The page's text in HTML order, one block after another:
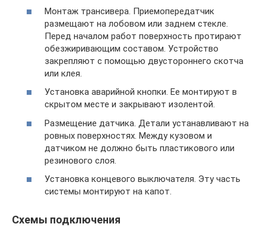
Монтаж трансивера. Приемопередатчик
размещают на лобовом или заднем стекле.
Перед началом работ поверхность протирают
обезжиривающим составом. Устройство
закрепляют с помощью двустороннего скотча
или клея.
Установка аварийной кнопки. Ее монтируют в
скрытом месте и закрывают изолентой.
Размещение датчика. Детали устанавливают на
ровных поверхностях. Между кузовом и
датчиком не должно быть пластикового или
резинового слоя.
Установка концевого выключателя. Эту часть
системы монтируют на капот.
Схемы подключения